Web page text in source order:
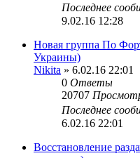
Последнее
9.02.16 12:28
Новая группа По
Украины)
Nikita » 6.02.16 22:01
0 Ответы
20707
Последнее
6.02.16 22:01
Восстановление